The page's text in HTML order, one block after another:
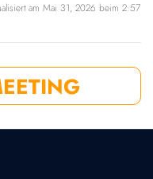
am Mai 31, 2026 beim 2:57